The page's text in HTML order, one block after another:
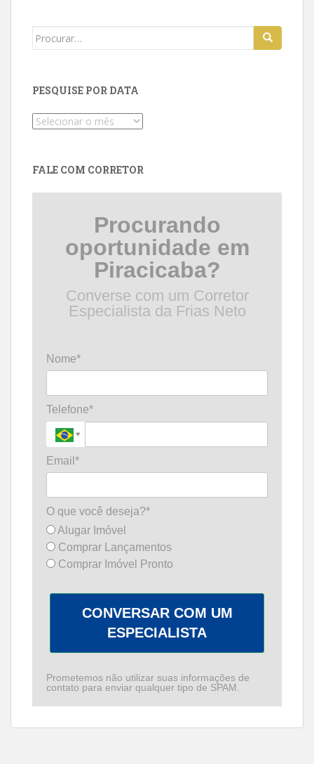
Search
PESQUISE POR DATA
Pesquise
FALE COM CORRETOR
Procurando
oportunidade em
Piracicaba?
Converse com um Corretor
Especialista da Frias Neto
Nome*
Telefone*
Email*
O que você deseja?*
Alugar Imóvel
Comprar Lançamentos
Comprar Imóvel Pronto
CONVERSAR COM UM
ESPECIALISTA
Prometemos não utilizar suas informações de
contato para enviar qualquer tipo de SPAM.